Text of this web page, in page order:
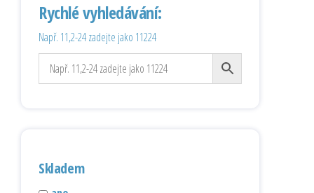
Rychlé vyhledávání:
Např. 11,2-24 zadejte jako 11224
Skladem